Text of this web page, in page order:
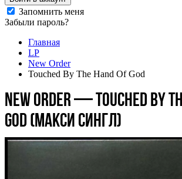
Запомнить меня
Забыли пароль?
Главная
LP
New Order
Touched By The Hand Of God
New Order — Touched By
God (макси сингл)